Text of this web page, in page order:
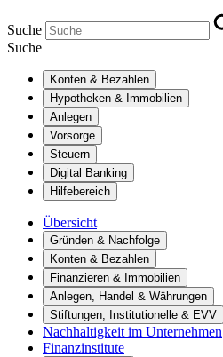
Suche
Suche
Konten & Bezahlen
Hypotheken & Immobilien
Anlegen
Vorsorge
Steuern
Digital Banking
Hilfebereich
Übersicht
Gründen & Nachfolge
Konten & Bezahlen
Finanzieren & Immobilien
Anlegen, Handel & Währungen
Stiftungen, Institutionelle & EVV
Nachhaltigkeit im Unternehmen
Finanzinstitute